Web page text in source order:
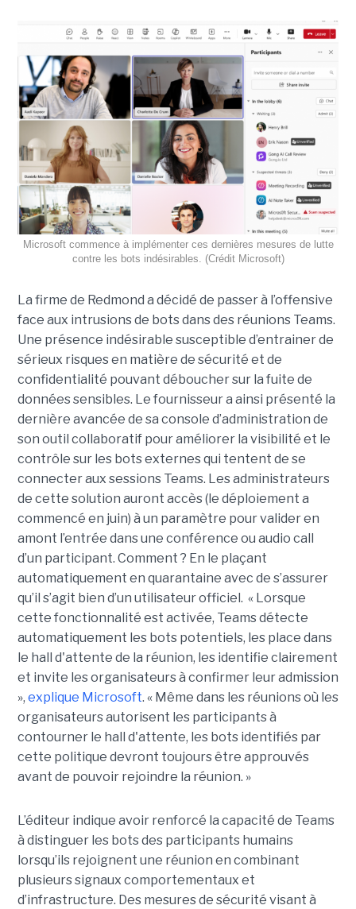
Microsoft commence à implémenter ces dernières mesures de lutte
contre les bots indésirables. (Crédit Microsoft)
La firme de Redmond a décidé de passer à l’offensive
face aux intrusions de bots dans des réunions Teams.
Une présence indésirable susceptible d’entrainer de
sérieux risques en matière de sécurité et de
confidentialité pouvant déboucher sur la fuite de
données sensibles. Le fournisseur a ainsi présenté la
dernière avancée de sa console d’administration de
son outil collaboratif pour améliorer la visibilité et le
contrôle sur les bots externes qui tentent de se
connecter aux sessions Teams. Les administrateurs
de cette solution auront accès (le déploiement a
commencé en juin) à un paramètre pour valider en
amont l’entrée dans une conférence ou audio call
d’un participant. Comment ? En le plaçant
automatiquement en quarantaine avec de s’assurer
qu’il s’agit bien d’un utilisateur officiel. « Lorsque
cette fonctionnalité est activée, Teams détecte
automatiquement les bots potentiels, les place dans
le hall d'attente de la réunion, les identifie clairement
et invite les organisateurs à confirmer leur admission
», explique Microsoft. « Même dans les réunions où les
organisateurs autorisent les participants à
contourner le hall d'attente, les bots identifiés par
cette politique devront toujours être approuvés
avant de pouvoir rejoindre la réunion. »
L’éditeur indique avoir renforcé la capacité de Teams
à distinguer les bots des participants humains
lorsqu’ils rejoignent une réunion en combinant
plusieurs signaux comportementaux et
d’infrastructure. Des mesures de sécurité visant à